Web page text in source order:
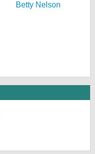
Betty Nelson